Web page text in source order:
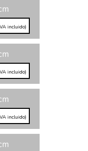
incluido)
incluido)
incluido)